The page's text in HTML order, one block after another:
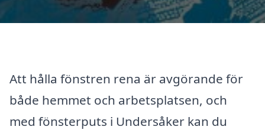
Att hålla fönstren rena är avgörande för
både hemmet och arbetsplatsen, och
med fönsterputs i Undersåker kan du